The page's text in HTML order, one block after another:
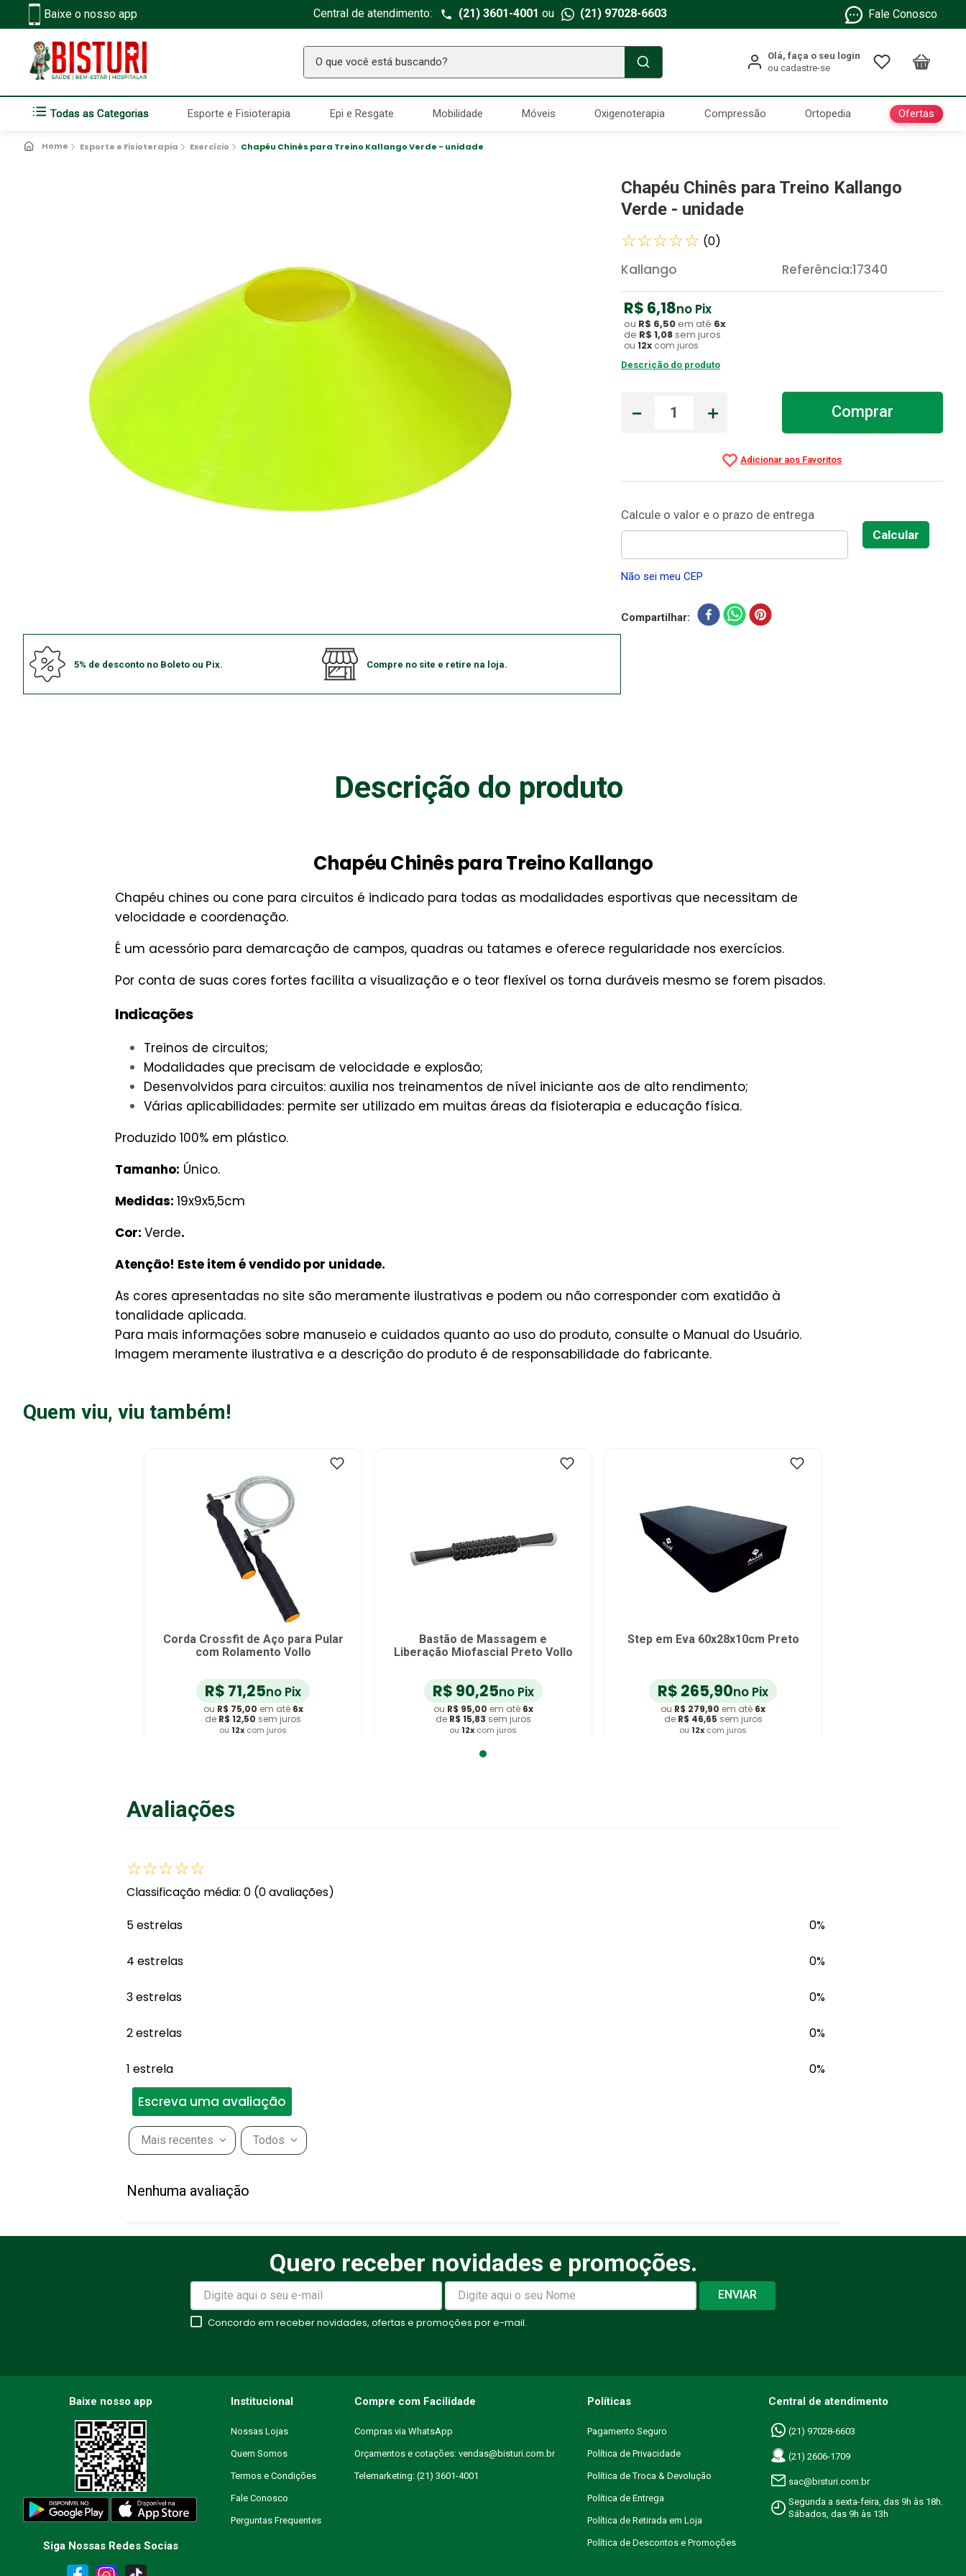
Baixe o nosso app Central de atendimento: (21) 3601-4001 ou (21) 97028-6603 Fale Conosco
O que você está buscando?
Todas as Categorias Esporte e Fisioterapia Epi e Resgate Mobilidade Móveis Oxigenoterapia Compressão Ortopedia Ofertas
Esporte e Fisioterapia Exercício Chapéu Chinês para Treino Kallango Verde - unidade
5% de desconto no Boleto ou Pix. Compre no site e retire na loja.
Chapéu Chinês para Treino Kallango
Verde - unidade
☆☆☆☆☆ (0)
Kallango Referência:17340
R$ 6,18no Pix
ou R$ 6,50em até 6x
de R$ 1,08 sem juros
ou 12x com juros
Descrição do produto
＋
－ Comprar
Não sei meu CEP
Compartilhar
Descrição do produto
Chapéu Chinês para Treino Kallango
Chapéu chines ou cone para circuitos é indicado para todas as modalidades esportivas que necessitam de
velocidade e coordenação.
É um acessório para demarcação de campos, quadras ou tatames e oferece regularidade nos exercícios.
Por conta de suas cores fortes facilita a visualização e o teor flexível os torna duráveis mesmo se forem pisados.
Indicações
Treinos de circuitos;
Modalidades que precisam de velocidade e explosão;
Desenvolvidos para circuitos: auxilia nos treinamentos de nível iniciante aos de alto rendimento;
Várias aplicabilidades: permite ser utilizado em muitas áreas da fisioterapia e educação física.
Produzido 100% em plástico.
Tamanho: Único.
Medidas: 19x9x5,5cm
Cor: Verde.
Atenção! Este item é vendido por unidade.
As cores apresentadas no site são meramente ilustrativas e podem ou não corresponder com exatidão à
tonalidade aplicada.
Para mais informações sobre manuseio e cuidados quanto ao uso do produto, consulte o Manual do Usuário.
Imagem meramente ilustrativa e a descrição do produto é de responsabilidade do fabricante.
Quem viu, viu também!
Corda Crossfit de Aço para Pular
com Rolamento Vollo
R$ 71,25no Pix
ou R$ 75,00 em até 6x
de R$ 12,50 sem juros
ou 12x com juros
Bastão de Massagem e
Liberação Miofascial Preto Vollo
R$ 90,25no Pix
ou R$ 95,00 em até 6x
de R$ 15,83 sem juros
ou 12x com juros
Adicionar ao Carrinho
Step em Eva 60x28x10cm Preto
R$ 265,90no Pix
ou R$ 279,90 em até 6x
de R$ 46,65 sem juros
ou 12x com juros
Avaliações
☆☆☆☆☆
Classificação média: 0 (0 avaliações)
5 estrelas
0%
4 estrelas 0%
3 estrelas 0%
2 estrelas 0%
1 estrela 0%
Escreva uma avaliação
Avalie o produto de 1 a 5 estrelas
★★
Seu nome
Escreva uma avaliação
Mais recentes Todos
Nenhuma avaliação
Quero receber novidades e promoções.
ENVIAR
Concordo em receber novidades, ofertas e promoções por e-mail.
Baixe nosso app
Siga Nossas Redes Socias
Institucional
Nossas Lojas
Quem Somos
Termos e Condições
Fale Conosco
Perguntas Frequentes
Compre com Facilidade
Compras via WhatsApp
Orçamentos e cotações: vendas@bisturi.com.br
Telemarketing: (21) 3601-4001
Políticas
Pagamento Seguro
Política de Privacidade
Política de Troca & Devolução
Política de Entrega
Política de Retirada em Loja
Política de Descontos e Promoções
Central de atendimento
(21) 97028-6603
(21) 2606-1709
sac@bisturi.com.br
Segunda a sexta-feira, das 9h às 18h.
Sábados, das 9h às 13h
TERMOS MAIS BUSCADOS
Seringa Insulina
2º Fralda Geriatrica
7º
Gaze Esteril
9º